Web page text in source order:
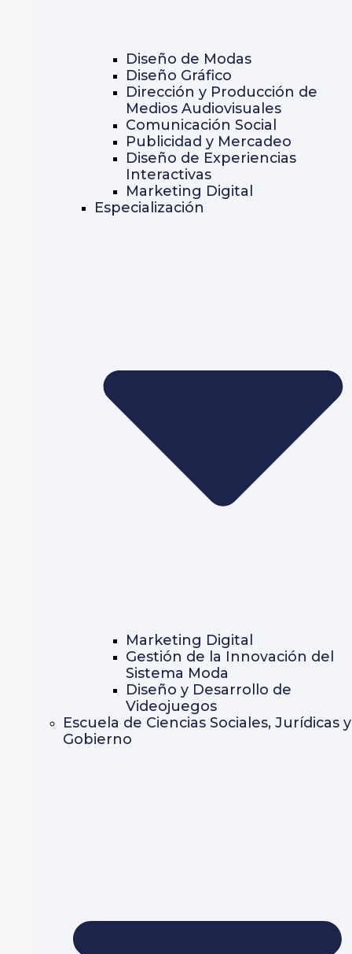
Diseño de Modas
Diseño Gráfico
Dirección y Producción de
Medios Audiovisuales
Comunicación Social
Publicidad y Mercadeo
Diseño de Experiencias
Interactivas
Marketing Digital
Especialización
Marketing Digital
Gestión de la Innovación del
Sistema Moda
Diseño y Desarrollo de
Videojuegos
Escuela de Ciencias Sociales, Jurídicas y
Gobierno